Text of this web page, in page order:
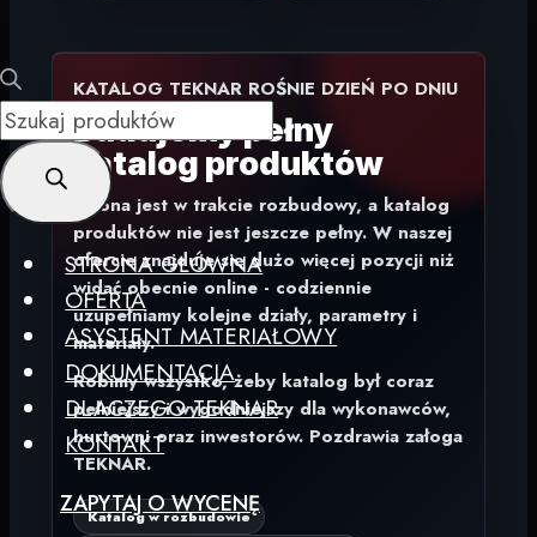
Wyszukiwarka
produktów
STRONA GŁÓWNA
OFERTA
ASYSTENT MATERIAŁOWY
DOKUMENTACJA
DLACZEGO TEKNAR
KONTAKT
ZAPYTAJ O WYCENĘ
KATALOG TEKNAR ROŚNIE DZIEŃ PO DNIU
Budujemy pełny
katalog produktów
Strona jest w trakcie rozbudowy, a katalog
produktów nie jest jeszcze pełny. W naszej
ofercie znajduje się dużo więcej pozycji niż
widać obecnie online - codziennie
uzupełniamy kolejne działy, parametry i
materiały.
Robimy wszystko, żeby katalog był coraz
pełniejszy i wygodniejszy dla wykonawców,
hurtowni oraz inwestorów. Pozdrawia załoga
TEKNAR.
Katalog w rozbudowie